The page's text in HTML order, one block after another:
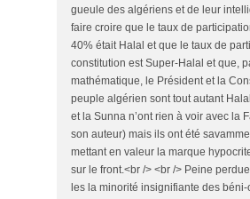
gueule des algériens et de leur
faire croire que le taux de
40% était Halal et que le taux de
constitution est Super-Halal et que,
mathématique, le Président et la
peuple algérien sont tout autant
et la Sunna n’ont rien à voir avec la
son auteur) mais ils ont été
mettant en valeur la marque
sur le front.<br /> <br /> Peine
les la minorité insignifiante des